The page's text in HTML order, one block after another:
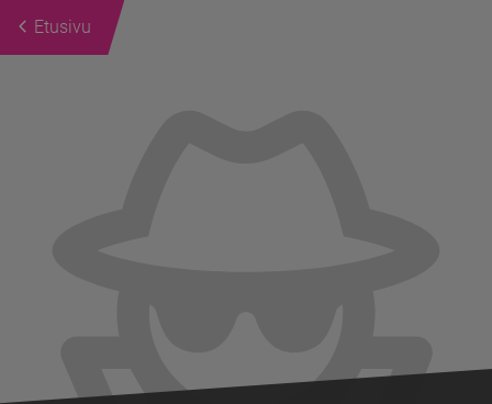
Etusivu